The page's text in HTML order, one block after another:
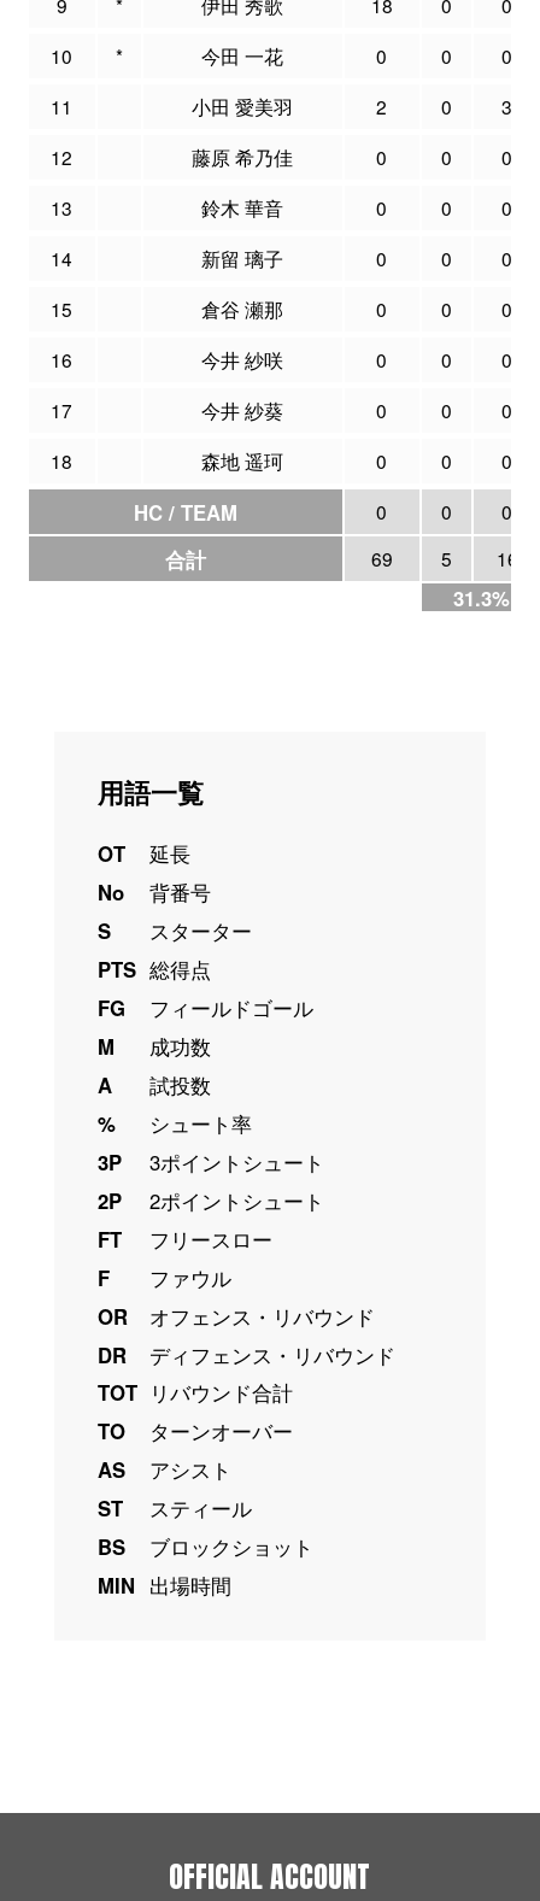
10
* 今田 一花 0 0
0
11
小田 愛美羽 2 0
3
12
藤原 希乃佳 0 0
0
13
鈴木 華音 0 0
0
14
新留 璃子 0 0
0
15
倉谷 瀬那 0 0
0
16
今井 紗咲 0 0
0
17
今井 紗葵 0 0
0
18
森地 遥珂 0 0 0
HC / TEAM 0 0 0
合計 69 5 16
31.3%
用語一覧
OT
延長
No
背番号
S
スターター
PTS 総得点
FG
フィールドゴール
M
成功数
A
試投数
%
シュート率
3P
3ポイントシュート
2P
2ポイントシュート
FT
フリースロー
F
ファウル
OR
オフェンス・リバウンド
DR
ディフェンス・リバウンド
TOT リバウンド合計
TO
ターンオーバー
AS
アシスト
ST
スティール
BS
ブロックショット
MIN 出場時間
OFFICIAL ACCOUNT